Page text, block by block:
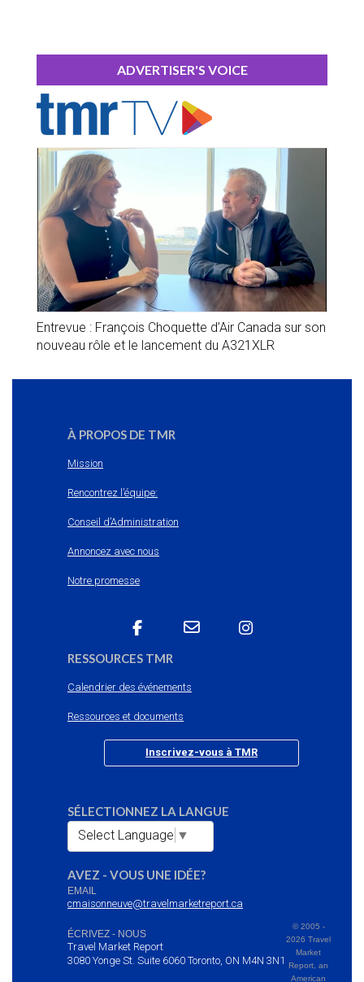
ADVERTISER'S VOICE
Entrevue : François Choquette d’Air Canada sur son
nouveau rôle et le lancement du A321XLR
À PROPOS DE TMR
Mission
Rencontrez l’équipe:
Conseil d’Administration
Annoncez avec nous
Notre promesse
RESSOURCES TMR
Calendrier des événements
Ressources et documents
Inscrivez-vous à TMR
SÉLECTIONNEZ LA LANGUE
Select Language ▼
AVEZ - VOUS UNE IDÉE?
EMAIL
cmaisonneuve@travelmarketreport.ca
ÉCRIVEZ - NOUS
Travel Market Report
3080 Yonge St. Suite 6060 Toronto, ON M4N 3N1
© 2005 -
2026 Travel
Market
Report, an
American